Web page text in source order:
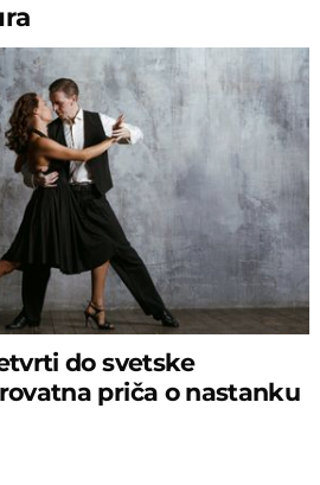
do svetske
priča o nastanku